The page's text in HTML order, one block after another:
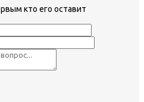
кто его оставит